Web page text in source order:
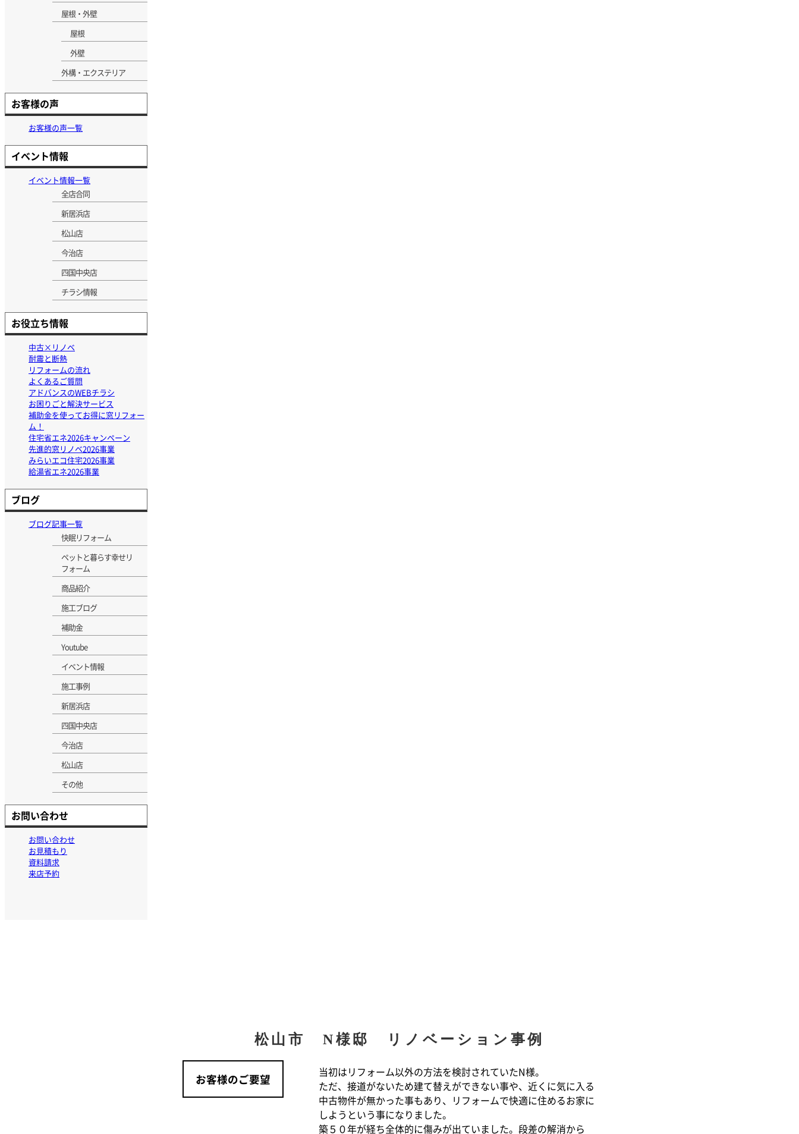
屋根・外壁
屋根
外壁
外構・エクステリア
お客様の声
お客様の声一覧
イベント情報
イベント情報一覧
全店合同
新居浜店
松山店
今治店
四国中央店
チラシ情報
お役立ち情報
中古×リノベ
耐震と断熱
リフォームの流れ
よくあるご質問
アドバンスのWEBチラシ
お困りごと解決サービス
補助金を使ってお得に窓リフォー
ム！
住宅省エネ2026キャンペーン
先進的窓リノベ2026事業
みらいエコ住宅2026事業
給湯省エネ2026事業
ブログ
ブログ記事一覧
快眠リフォーム
ペットと暮らす幸せリ
フォーム
商品紹介
施工ブログ
補助金
Youtube
イベント情報
施工事例
新居浜店
四国中央店
今治店
松山店
その他
お問い合わせ
お問い合わせ
お見積もり
資料請求
来店予約
松山市 N様邸 リノベーション事例
お客様のご要望
当初はリフォーム以外の方法を検討されていたN様。
ただ、接道がないため建て替えができない事や、近くに気に入る
中古物件が無かった事もあり、リフォームで快適に住めるお家に
しようという事になりました。
築５０年が経ち全体的に傷みが出ていました。段差の解消から